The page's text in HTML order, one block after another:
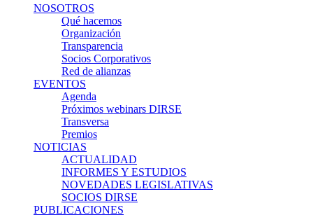
NOSOTROS
Qué hacemos
Organización
Transparencia
Socios Corporativos
Red de alianzas
EVENTOS
Agenda
Próximos webinars DIRSE
Transversa
Premios
NOTICIAS
ACTUALIDAD
INFORMES Y ESTUDIOS
NOVEDADES LEGISLATIVAS
SOCIOS DIRSE
PUBLICACIONES